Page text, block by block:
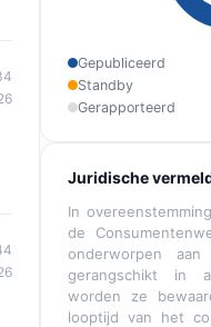
Gepubliceerd
Standby
Gerapporteerd
Juridische
In
de
onderworpen aan
gerangschikt in
worden ze
looptijd van het